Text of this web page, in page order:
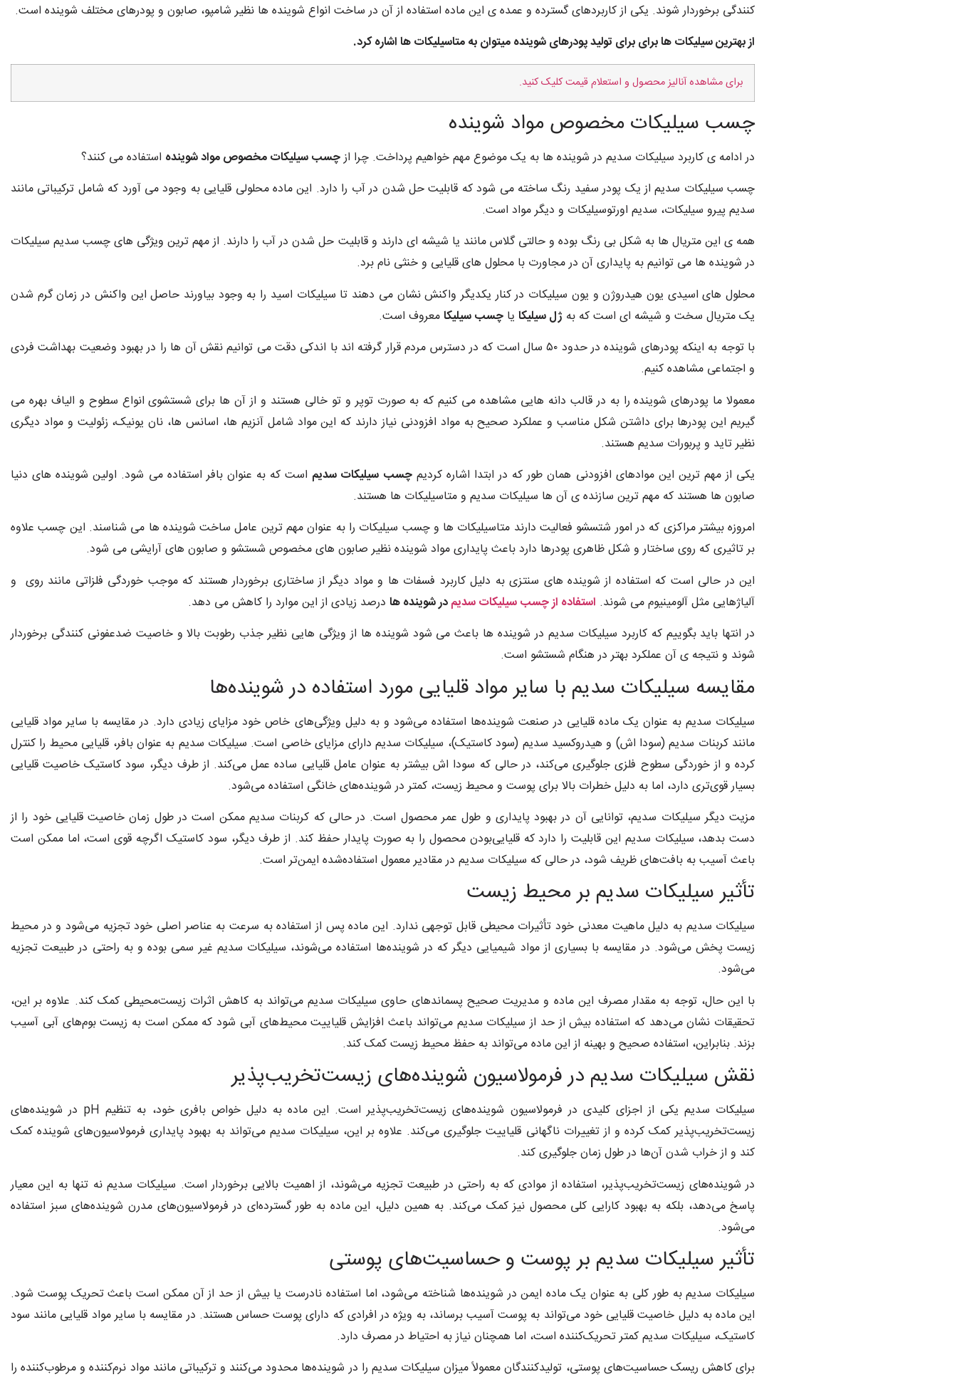
کنندگی برخوردار شوند. یکی از کاربردهای گسترده و عمده ی این ماده استفاده از آن در ساخت انواع شوینده ها نظیر شامپو، صابون و پودرهای مختلف شوینده است.
از بهترین سیلیکات ها برای برای تولید پودرهای شوینده میتوان به متاسیلیکات ها اشاره کرد.
برای مشاهده آنالیز محصول و استعلام قیمت کلیک کنید.
چسب سیلیکات مخصوص مواد شوینده
در ادامه ی کاربرد سیلیکات سدیم در شوینده ها به یک موضوع مهم خواهیم پرداخت. چرا ازچسب سیلیکات مخصوص مواد شوینده استفاده می کنند؟
چسب سیلیکات سدیم از یک پودر سفید رنگ ساخته می شود که قابلیت حل شدن در آب را دارد. این ماده محلولی قلیایی به وجود می آورد که شامل ترکیباتی مانند
سدیم پیرو سیلیکات، سدیم اورتوسیلیکات و دیگر مواد است.
همه ی این متریال ها به شکل بی رنگ بوده و حالتی گلاس مانند یا شیشه ای دارند و قابلیت حل شدن در آب را دارند. از مهم ترین ویژگی های چسب سدیم سیلیکات
در شوینده ها می توانیم به پایداری آن در مجاورت با محلول های قلیایی و خنثی نام برد.
محلول های اسیدی یون هیدروژن و یون سیلیکات در کنار یکدیگر واکنش نشان می دهند تا سیلیکات اسید را به وجود بیاورند حاصل این واکنش در زمان گرم شدن
یک متریال سخت و شیشه ای است که به ژل سیلیکایا چسب سیلیکامعروف است.
با توجه به اینکه پودرهای شوینده در حدود ۵۰ سال است که در دسترس مردم قرار گرفته اند با اندکی دقت می توانیم نقش آن ها را در بهبود وضعیت بهداشت فردی
و اجتماعی مشاهده کنیم.
معمولا ما پودرهای شوینده را به در قالب دانه هایی مشاهده می کنیم که به صورت توپر و تو خالی هستند و از آن ها برای شستشوی انواع سطوح و الیاف بهره می
گیریم این پودرها برای داشتن شکل مناسب و عملکرد صحیح به مواد افزودنی نیاز دارند که این مواد شامل آنزیم ها، اسانس ها، نان یونیک، زئولیت و مواد دیگری
نظیر تاید و پربورات سدیم هستند.
یکی از مهم ترین این موادهای افزودنی همان طور که در ابتدا اشاره کردیمچسب سیلیکات سدیم است که به عنوان بافر استفاده می شود. اولین شوینده های دنیا
صابون ها هستند که مهم ترین سازنده ی آن ها سیلیکات سدیم و متاسیلیکات ها هستند.
امروزه بیشتر مراکزی که در امور شتسشو فعالیت دارند متاسیلیکات ها و چسب سیلیکات را به عنوان مهم ترین عامل ساخت شوینده ها می شناسند. این چسب علاوه
بر تاثیری که روی ساختار و شکل ظاهری پودرها دارد باعث پایداری مواد شوینده نظیر صابون های مخصوص شستشو و صابون های آرایشی می شود.
این در حالی است که استفاده از شوینده های سنتزی به دلیل کاربرد فسفات ها و مواد دیگر از ساختاری برخوردار هستند که موجب خوردگی فلزاتی مانند روی و
آلیاژهایی مثل آلومینیوم می شوند. استفاده از چسب سیلیکات سدیمدر شوینده هادرصد زیادی از این موارد را کاهش می دهد.
در انتها باید بگوییم که کاربرد سیلیکات سدیم در شوینده ها باعث می شود شوینده ها از ویژگی هایی نظیر جذب رطوبت بالا و خاصیت ضدعفونی کنندگی برخوردار
شوند و نتیجه ی آن عملکرد بهتر در هنگام شستشو است.
مقایسه سیلیکات سدیم با سایر مواد قلیایی مورد استفاده در شوینده‌ها
سیلیکات سدیم به عنوان یک ماده قلیایی در صنعت شوینده‌ها استفاده می‌شود و به دلیل ویژگی‌های خاص خود مزایای زیادی دارد. در مقایسه با سایر مواد قلیایی
مانند کربنات سدیم (سودا اش) و هیدروکسید سدیم (سود کاستیک)، سیلیکات سدیم دارای مزایای خاصی است. سیلیکات سدیم به عنوان بافر، قلیایی محیط را کنترل
کرده و از خوردگی سطوح فلزی جلوگیری می‌کند، در حالی که سودا اش بیشتر به عنوان عامل قلیایی ساده عمل می‌کند. از طرف دیگر، سود کاستیک خاصیت قلیایی
بسیار قوی‌تری دارد، اما به دلیل خطرات بالا برای پوست و محیط زیست، کمتر در شوینده‌های خانگی استفاده می‌شود.
مزیت دیگر سیلیکات سدیم، توانایی آن در بهبود پایداری و طول عمر محصول است. در حالی که کربنات سدیم ممکن است در طول زمان خاصیت قلیایی خود را از
دست بدهد، سیلیکات سدیم این قابلیت را دارد که قلیایی‌بودن محصول را به صورت پایدار حفظ کند. از طرف دیگر، سود کاستیک اگرچه قوی است، اما ممکن است
باعث آسیب به بافت‌های ظریف شود، در حالی که سیلیکات سدیم در مقادیر معمول استفاده‌شده ایمن‌تر است.
تأثیر سیلیکات سدیم بر محیط زیست
سیلیکات سدیم به دلیل ماهیت معدنی خود تأثیرات محیطی قابل توجهی ندارد. این ماده پس از استفاده به سرعت به عناصر اصلی خود تجزیه می‌شود و در محیط
زیست پخش می‌شود. در مقایسه با بسیاری از مواد شیمیایی دیگر که در شوینده‌ها استفاده می‌شوند، سیلیکات سدیم غیر سمی بوده و به راحتی در طبیعت تجزیه
می‌شود.
با این حال، توجه به مقدار مصرف این ماده و مدیریت صحیح پسماندهای حاوی سیلیکات سدیم می‌تواند به کاهش اثرات زیست‌محیطی کمک کند. علاوه بر این،
تحقیقات نشان می‌دهد که استفاده بیش از حد از سیلیکات سدیم می‌تواند باعث افزایش قلیاییت محیط‌های آبی شود که ممکن است به زیست بوم‌های آبی آسیب
بزند. بنابراین، استفاده صحیح و بهینه از این ماده می‌تواند به حفظ محیط زیست کمک کند.
نقش سیلیکات سدیم در فرمولاسیون شوینده‌های زیست‌تخریب‌پذیر
سیلیکات سدیم یکی از اجزای کلیدی در فرمولاسیون شوینده‌های زیست‌تخریب‌پذیر است. این ماده به دلیل خواص بافری خود، به تنظیم pH در شوینده‌های
زیست‌تخریب‌پذیر کمک کرده و از تغییرات ناگهانی قلیاییت جلوگیری می‌کند. علاوه بر این، سیلیکات سدیم می‌تواند به بهبود پایداری فرمولاسیون‌های شوینده کمک
کند و از خراب شدن آن‌ها در طول زمان جلوگیری کند.
در شوینده‌های زیست‌تخریب‌پذیر، استفاده از موادی که به راحتی در طبیعت تجزیه می‌شوند، از اهمیت بالایی برخوردار است. سیلیکات سدیم نه تنها به این معیار
پاسخ می‌دهد، بلکه به بهبود کارایی کلی محصول نیز کمک می‌کند. به همین دلیل، این ماده به طور گسترده‌ای در فرمولاسیون‌های مدرن شوینده‌های سبز استفاده
می‌شود.
تأثیر سیلیکات سدیم بر پوست و حساسیت‌های پوستی
سیلیکات سدیم به طور کلی به عنوان یک ماده ایمن در شوینده‌ها شناخته می‌شود، اما استفاده نادرست یا بیش از حد از آن ممکن است باعث تحریک پوست شود.
این ماده به دلیل خاصیت قلیایی خود می‌تواند به پوست آسیب برساند، به ویژه در افرادی که دارای پوست حساس هستند. در مقایسه با سایر مواد قلیایی مانند سود
کاستیک، سیلیکات سدیم کمتر تحریک‌کننده است، اما همچنان نیاز به احتیاط در مصرف دارد.
برای کاهش ریسک حساسیت‌های پوستی، تولیدکنندگان معمولاً میزان سیلیکات سدیم را در شوینده‌ها محدود می‌کنند و ترکیباتی مانند مواد نرم‌کننده و مرطوب‌کننده را